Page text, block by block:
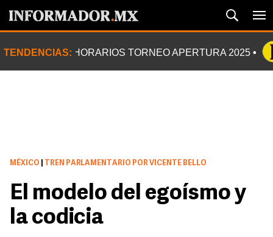
TENDENCIAS: HORARIOS TORNEO APERTURA 2025
MÉXICO TREN PARLAMENTARIO POR VICENTE BELLO
El modelo del egoísmo y
la codicia